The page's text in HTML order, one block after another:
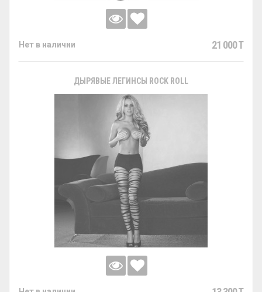
Нет в наличии 21 000 T
ДЫРЯВЫЕ ЛЕГИНСЫ ROCK ROLL